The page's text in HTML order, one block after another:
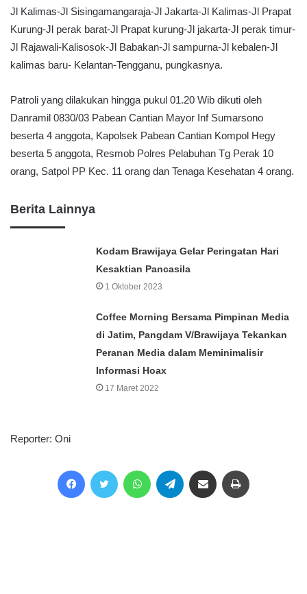
Jl Kalimas-Jl Sisingamangaraja-Jl Jakarta-Jl Kalimas-Jl Prapat
Kurung-Jl perak barat-Jl Prapat kurung-Jl jakarta-Jl perak timur-
Jl Rajawali-Kalisosok-Jl Babakan-Jl sampurna-Jl kebalen-Jl
kalimas baru- Kelantan-Tengganu, pungkasnya.
Patroli yang dilakukan hingga pukul 01.20 Wib dikuti oleh
Danramil 0830/03 Pabean Cantian Mayor Inf Sumarsono
beserta 4 anggota, Kapolsek Pabean Cantian Kompol Hegy
beserta 5 anggota, Resmob Polres Pelabuhan Tg Perak 10
orang, Satpol PP Kec. 11 orang dan Tenaga Kesehatan 4 orang.
Berita Lainnya
Kodam Brawijaya Gelar Peringatan Hari
Kesaktian Pancasila
1 Oktober 2023
Coffee Morning Bersama Pimpinan Media
di Jatim, Pangdam V/Brawijaya Tekankan
Peranan Media dalam Meminimalisir
Informasi Hoax
17 Maret 2022
Reporter: Oni